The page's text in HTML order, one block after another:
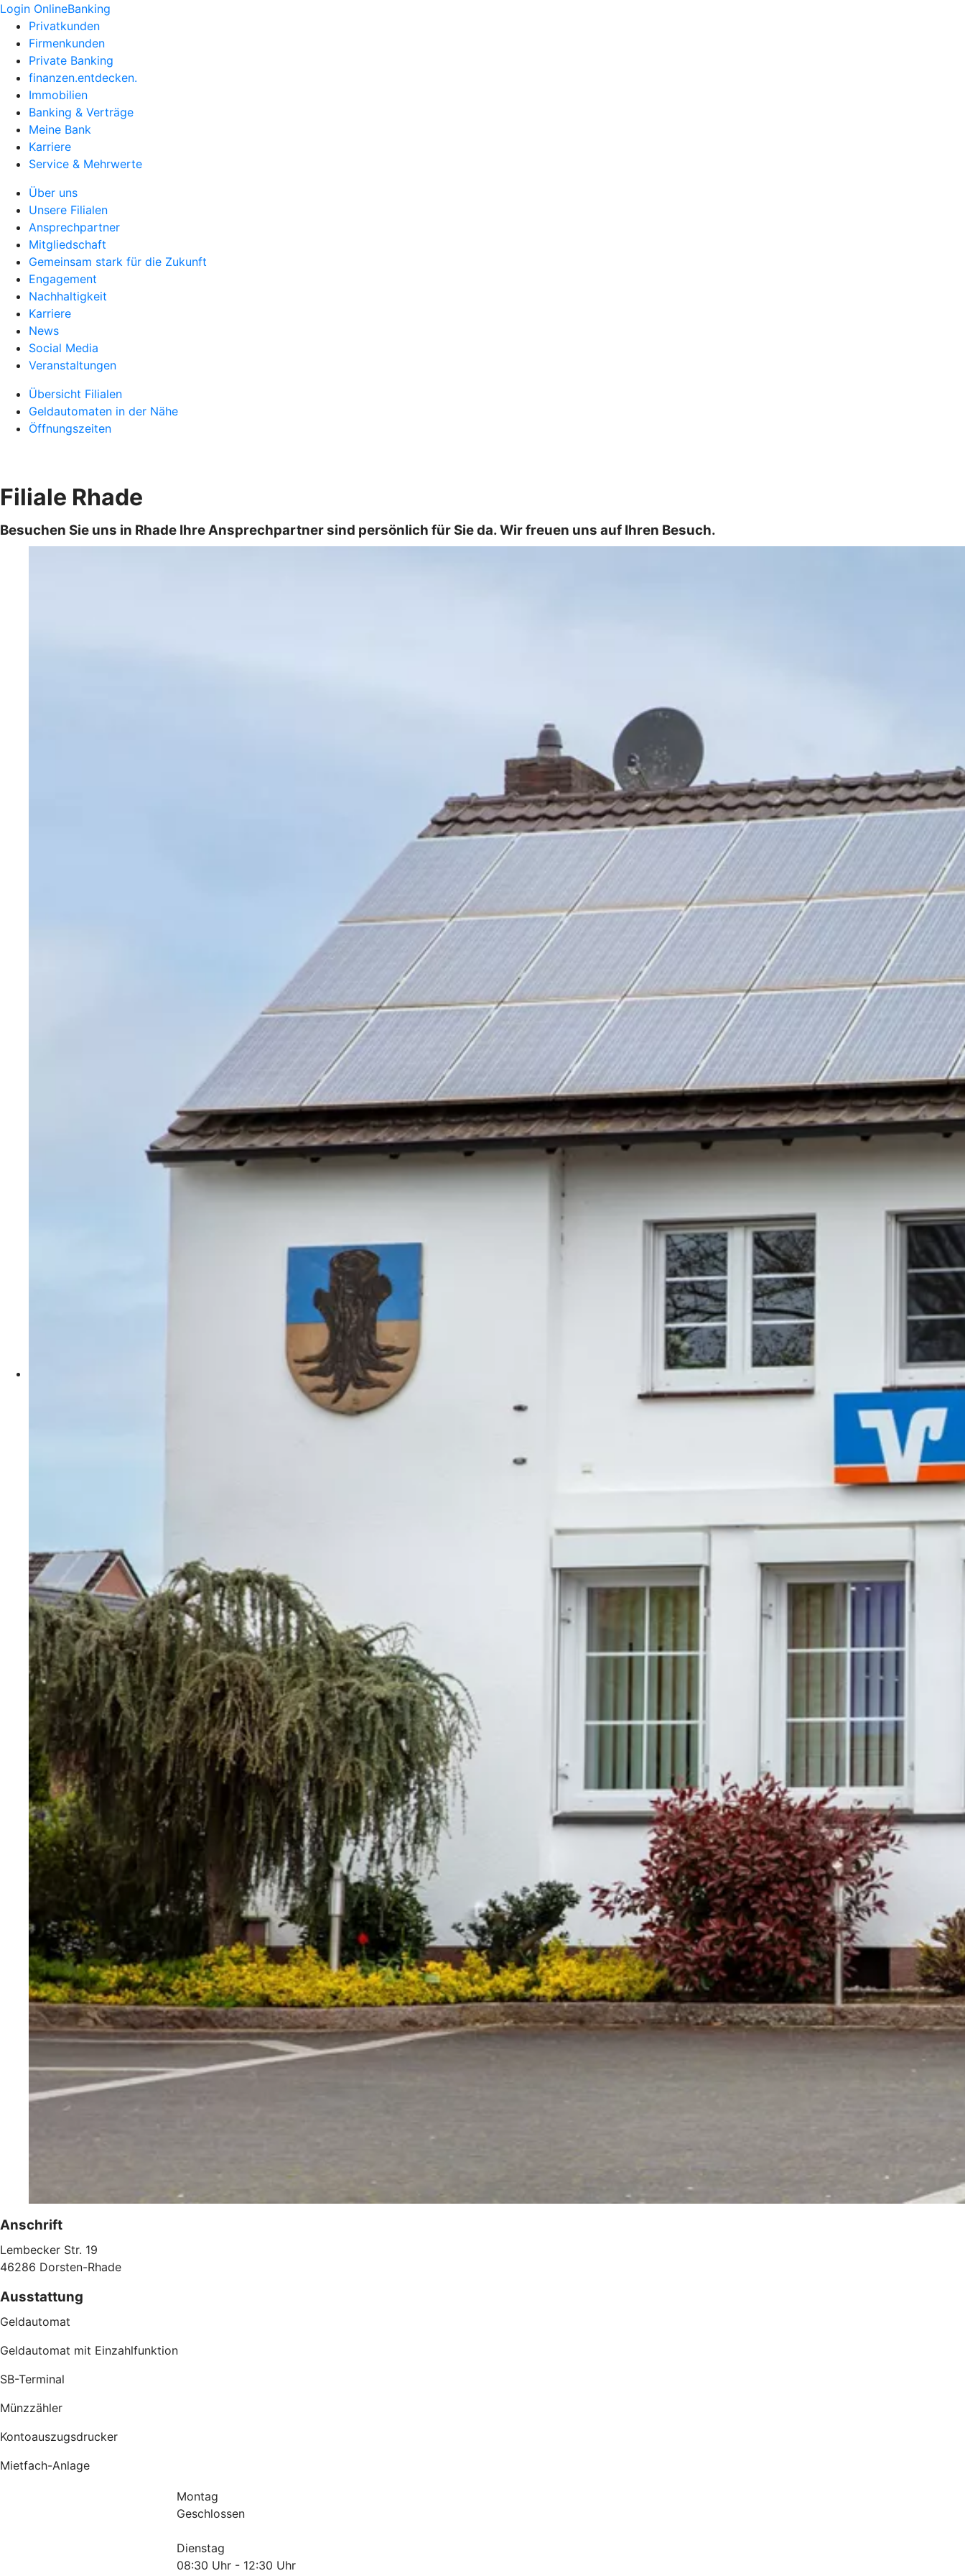
Login OnlineBanking
Privatkunden
Firmenkunden
Private Banking
finanzen.entdecken.
Immobilien
Banking & Verträge
Meine Bank
Karriere
Service & Mehrwerte
Über uns
Unsere Filialen
Ansprechpartner
Mitgliedschaft
Gemeinsam stark für die Zukunft
Engagement
Nachhaltigkeit
Karriere
News
Social Media
Veranstaltungen
Übersicht Filialen
Geldautomaten in der Nähe
Öffnungszeiten
Filiale Rhade
Besuchen Sie uns in Rhade Ihre Ansprechpartner sind persönlich für Sie da. Wir freuen uns auf Ihren Besuch.
Anschrift
Lembecker Str. 19
46286 Dorsten-Rhade
Ausstattung
Geldautomat
Geldautomat mit Einzahlfunktion
SB-Terminal
Münzzähler
Kontoauszugsdrucker
Mietfach-Anlage
Montag
Geschlossen
Dienstag
08:30 Uhr - 12:30 Uhr